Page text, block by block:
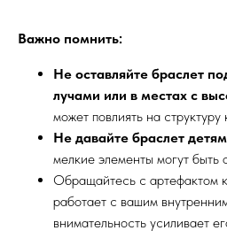
Важно помнить:
Не оставляйте браслет
лучами или в местах с
может повлиять на структуру
Не давайте браслет
мелкие элементы могут быть
Обращайтесь с артефактом
работает с вашим
внимательность усиливает